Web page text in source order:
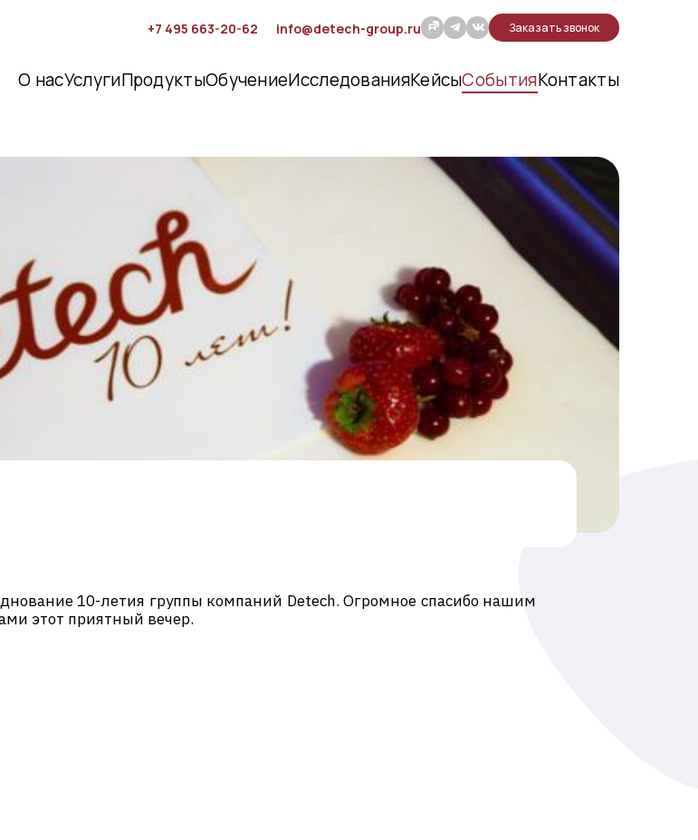
+7 495 663-20-62 info@detech-group.ru Заказать звонок
О насУслугиПродуктыОбучениеИсследованияКейсыСобытияКонтакты
10-летия группы компаний Detech. Огромное спасибо нашим
этот приятный вечер.